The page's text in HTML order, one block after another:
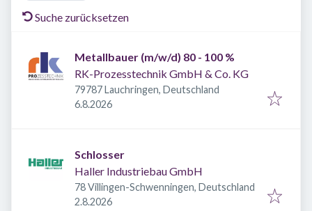
Suche zurücksetzen
Metallbauer (m/w/d) 80 - 100 %
RK-Prozesstechnik GmbH & Co. KG
79787 Lauchringen, Deutschland
Veröffentlicht
6.8.2026
Schlosser
Haller Industriebau GmbH
78 Villingen-Schwenningen, Deutschland
Veröffentlicht
2.8.2026